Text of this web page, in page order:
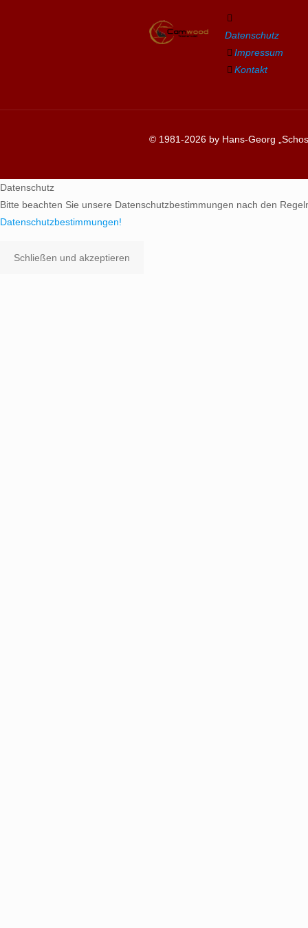
Datenschutz
Impressum
Kontakt
© 1981-2026 by Hans-Georg
Datenschutz
Bitte beachten Sie unsere Datenschutzbestimmungen nach den
Datenschutzbestimmungen!
Schließen und akzeptieren